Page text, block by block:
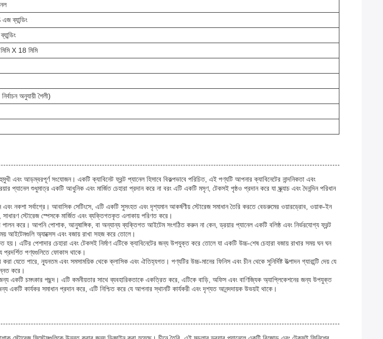
ব্যান্ডিং
X 18 মিমি
অনুযায়ী শৈলী)
এবং আড়ম্বরপূর্ণ সংযোজন। একটি ক্যাবিনেট ফ্রন্ট প্যানেল হিসাবে বিকল্পভাবে পরিচিত, এই পণ্যটি আপনার ক্যাবিনেটের নান্দনিকতা এবং
প্যানেল শুধুমাত্র একটি আধুনিক এবং মার্জিত চেহারা প্রদান করে না বরং এটি একটি মসৃণ, টেকসই পৃষ্ঠও প্রদান করে যা স্ক্র্যাচ এবং দৈনন্দিন পরিধান
নকশা সর্বাগ্রে। আবাসিক সেটিংসে, এটি একটি সুসংহত এবং দৃশ্যমান আকর্ষণীয় স্টোরেজ সমাধান তৈরি করতে বেডরুমের ওয়ারড্রোব, ওয়াক-ইন
স্টোরেজ স্পেসকে মার্জিত এবং ব্যক্তিগতকৃত এলাকায় পরিণত করে।
পালন করে। আপনি পোশাক, আনুষাঙ্গিক, বা অন্যান্য ব্যক্তিগত আইটেম সংগঠিত করুন না কেন, ড্রয়ার প্যানেল একটি বলিষ্ঠ এবং নির্ভরযোগ্য ফ্রন্ট
আইটেমগুলি অ্যাক্সেস এবং বজায় রাখা সহজ করে তোলে।
এটির পেশাদার চেহারা এবং টেকসই নির্মাণ এটিকে ক্যাবিনেটের জন্য উপযুক্ত করে তোলে যা একটি উচ্চ-শেষ চেহারা বজায় রাখার সময় ঘন ঘন
প্রদর্শিত পণ্যগুলিতে ফোকাস থাকে।
যেতে পারে, ন্যূনতম এবং সমসাময়িক থেকে ক্লাসিক এবং ঐতিহ্যগত। পণ্যটির উচ্চ-মানের ফিনিস এবং চীন থেকে সুনির্দিষ্ট উত্পাদন গ্যারান্টি দেয় যে
করে।
একটি চমৎকার পছন্দ। এটি কমনীয়তার সাথে ব্যবহারিকতাকে একত্রিত করে, এটিকে বাড়ি, অফিস এবং বাণিজ্যিক অ্যাপ্লিকেশনের জন্য উপযুক্ত
একটি কার্যকর সমাধান প্রদান করে, এটি নিশ্চিত করে যে আপনার স্থানটি কার্যকরী এবং দৃশ্যত আনন্দদায়ক উভয়ই থাকে।